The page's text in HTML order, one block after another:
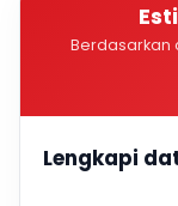
Berdasarkan
Lengkapi